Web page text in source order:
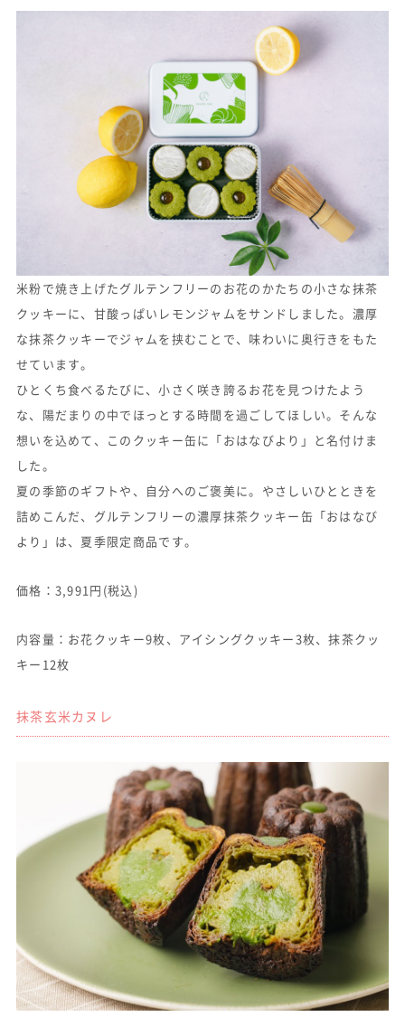
米粉で焼き上げたグルテンフリーのお花のかたちの小さな抹茶
クッキーに、甘酸っぱいレモンジャムをサンドしました。濃厚
な抹茶クッキーでジャムを挟むことで、味わいに奥行きをもた
せています。
ひとくち食べるたびに、小さく咲き誇るお花を見つけたよう
な、陽だまりの中でほっとする時間を過ごしてほしい。そんな
想いを込めて、このクッキー缶に「おはなびより」と名付けま
した。
夏の季節のギフトや、自分へのご褒美に。やさしいひとときを
詰めこんだ、グルテンフリーの濃厚抹茶クッキー缶「おはなび
より」は、夏季限定商品です。
価格：3,991円(税込)
内容量：お花クッキー9枚、アイシングクッキー3枚、抹茶クッ
キー12枚
抹茶玄米カヌレ